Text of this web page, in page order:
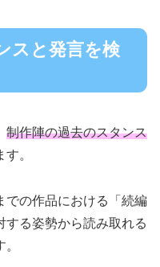
スと発言を検
制作陣の過去のスタンス
。
での作品における「続編
する姿勢から読み取れる